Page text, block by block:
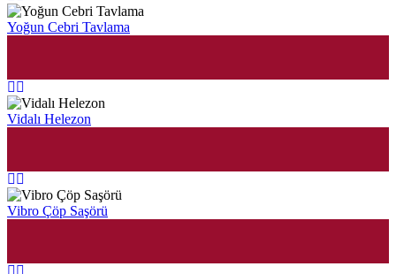
Yoğun Cebri Tavlama
Vidalı Helezon
Vibro Çöp Saşörü